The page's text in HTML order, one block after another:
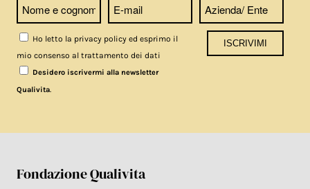
Ho letto la privacy policy ed esprimo il
mio consenso al trattamento dei dati
Desidero iscrivermi alla newsletter
Qualivita.
Fondazione Qualivita